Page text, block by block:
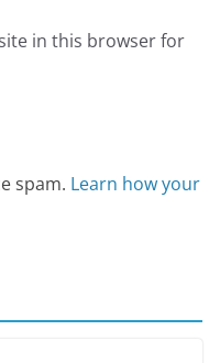
in this browser for
spam. Learn how your